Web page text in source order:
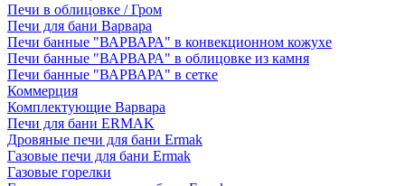
Печи в облицовке / Гром
Печи для бани Варвара
Печи банные "ВАРВАРА" в конвекционном кожухе
Печи банные "ВАРВАРА" в облицовке из камня
Печи банные "ВАРВАРА" в сетке
Коммерция
Комплектующие Варвара
Печи для бани ERMAK
Дровяные печи для бани Ermak
Газовые печи для бани Ermak
Газовые горелки